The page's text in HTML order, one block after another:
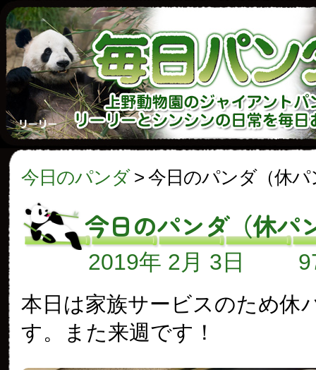
今日のパンダ> 今日のパンダ（休パ
今日のパンダ（休パ
2019年 2月 3日
本日は家族サービスのため休
す。また来週です！